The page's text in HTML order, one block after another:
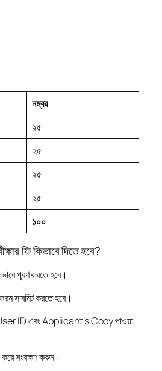
নম্বর
২৫
২৫
২৫
২৫
১০০
ফি কিভাবে দিতে হবে?
পূরণ করতে হবে।
সাবমিট করতে হবে।
User ID এবং Applicant’s Copy পাওয়া
করে সংরক্ষণ করুন।